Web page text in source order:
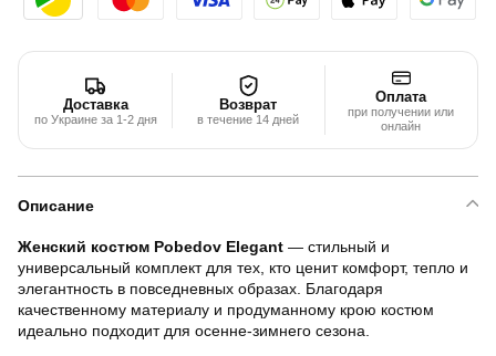
Доставка
по Украине за 1-2 дня
Возврат
в течение 14 дней
Оплата
при получении или
онлайн
Описание
Женский костюм Pobedov Elegant — стильный и
универсальный комплект для тех, кто ценит комфорт, тепло и
элегантность в повседневных образах. Благодаря
качественному материалу и продуманному крою костюм
идеально подходит для осенне-зимнего сезона.